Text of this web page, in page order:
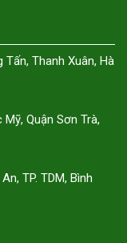
Thanh Xuân, Hà
Quận Sơn Trà,
TP. TDM, Bình